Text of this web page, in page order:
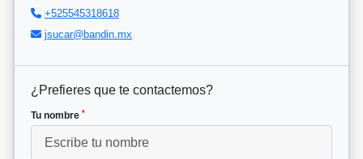
+525545318618
jsucar@bandin.mx
¿Prefieres que te contactemos?
Tu nombre *